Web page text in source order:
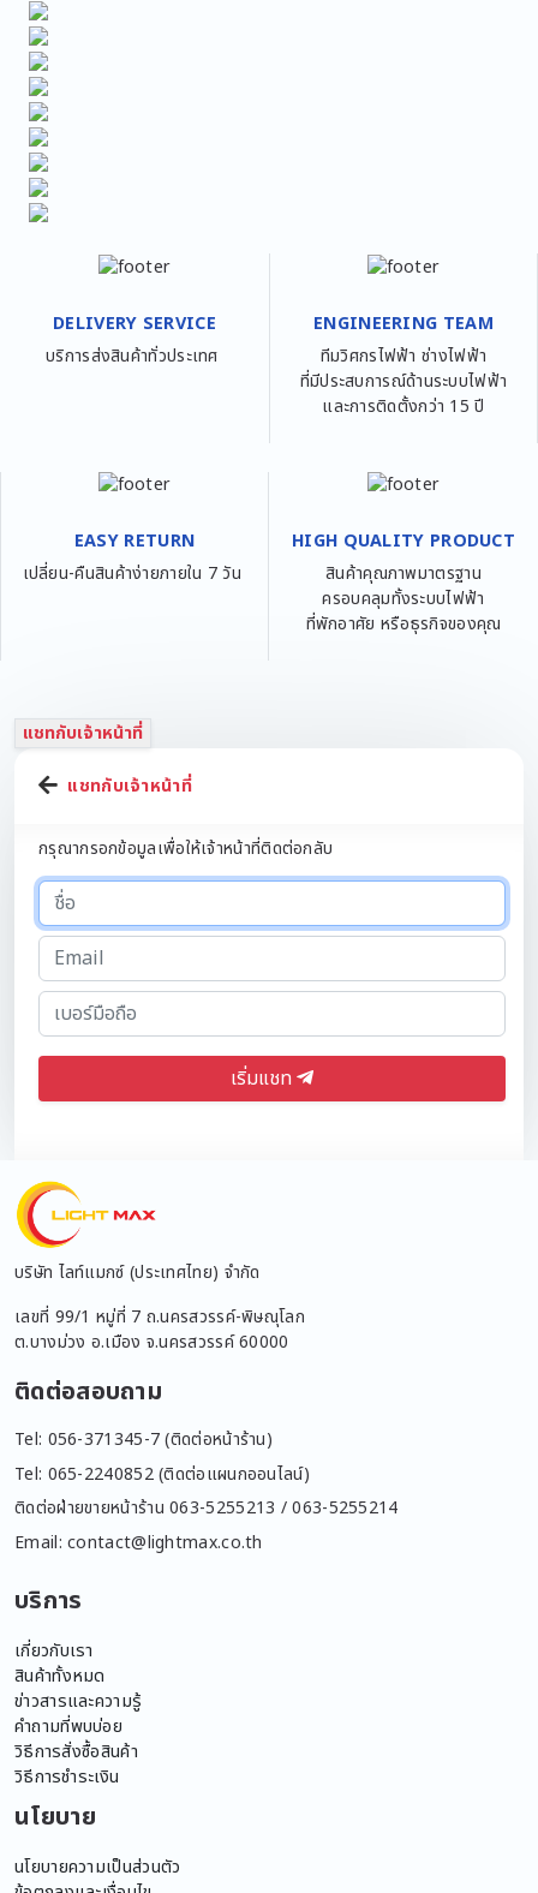
DELIVERY SERVICE
บริการส่งสินค้าทั่วประเทศ
ENGINEERING TEAM
ทีมวิศกรไฟฟ้า ช่างไฟฟ้า
ที่มีประสบการณ์ด้านระบบไฟฟ้า
และการติดตั้งกว่า 15 ปี
EASY RETURN
เปลี่ยน-คืนสินค้าง่ายภายใน 7 วัน
HIGH QUALITY PRODUCT
สินค้าคุณภาพมาตรฐาน
ครอบคลุมทั้งระบบไฟฟ้า
ที่พักอาศัย หรือธุรกิจของคุณ
แชทกับเจ้าหน้าที่
แชทกับเจ้าหน้าที่
กรุณากรอกข้อมูลเพื่อให้เจ้าหน้าที่ติดต่อกลับ
เริ่มแชท
บริษัท ไลท์แมกซ์ (ประเทศไทย) จำกัด
เลขที่ 99/1 หมู่ที่ 7 ถ.นครสวรรค์-พิษณุโลก
ต.บางม่วง อ.เมือง จ.นครสวรรค์ 60000
ติดต่อสอบถาม
Tel: 056-371345-7 (ติดต่อหน้าร้าน)
Tel: 065-2240852 (ติดต่อแผนกออนไลน์)
ติดต่อฝ่ายขายหน้าร้าน 063-5255213 / 063-5255214
Email: contact@lightmax.co.th
บริการ
เกี่ยวกับเรา
สินค้าทั้งหมด
ข่าวสารและความรู้
คำถามที่พบบ่อย
วิธีการสั่งซื้อสินค้า
วิธีการชำระเงิน
นโยบาย
นโยบายความเป็นส่วนตัว